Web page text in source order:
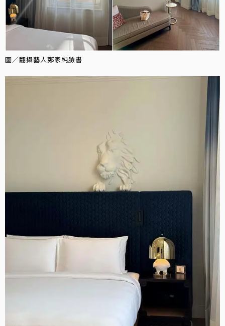
圖／翻攝藝人鄭家純臉書